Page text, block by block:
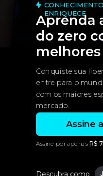
Assine
ENRIQUECE
Conquiste sua
entre para o
com os maiores
mercado.
Assine por apenasR$
Aprenda
do zero
melhores
Descubra como